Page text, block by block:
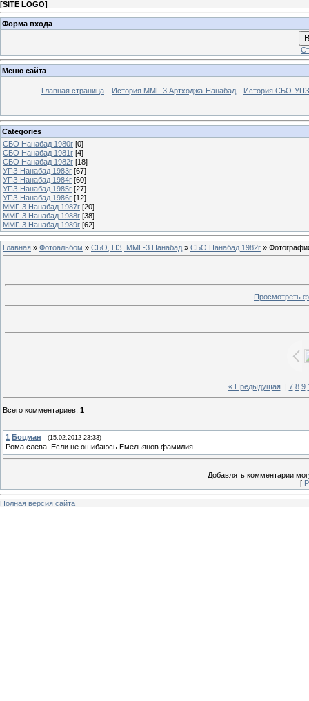
[SITE LOGO]
Форма входа
Меню сайта
Главная страница История ММГ-3 Артходжа-Нанабад История СБО-УПЗ
Categories
СБО Нанабад 1980г [0]
СБО Нанабад 1981г [4]
СБО Нанабад 1982г [18]
УПЗ Нанабад 1983г [67]
УПЗ Нанабад 1984г [60]
УПЗ Нанабад 1985г [27]
УПЗ Нанабад 1986г [12]
ММГ-3 Нанабад 1987г [20]
ММГ-3 Нанабад 1988г [38]
ММГ-3 Нанабад 1989г [62]
Главная » Фотоальбом » СБО, ПЗ, ММГ-3 Нанабад » СБО Нанабад 1982г »
Просмотреть
« Предыдущая| 7 8 9
Всего комментариев: 1
1 Боцман (15.02.2012 23:33)
Рома слева. Если не ошибаюсь Емельянов фамилия.
Добавлять комментарии
[
Полная версия сайта